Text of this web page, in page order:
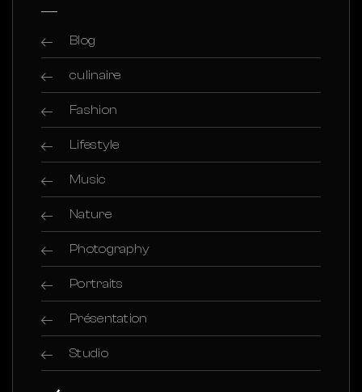
Blog
culinaire
Fashion
Lifestyle
Music
Nature
Photography
Portraits
Présentation
Studio